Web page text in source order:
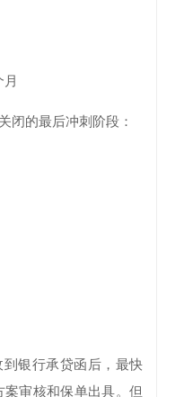
闭的最后冲刺阶段：
银行承贷函后，最快
审核和保单出具。但